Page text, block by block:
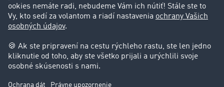
Kontakt
Právne informácie
Impressum
VOP